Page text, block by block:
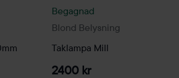
Blond Belysning
Begagnad
Taklampa Mill
2400 kr